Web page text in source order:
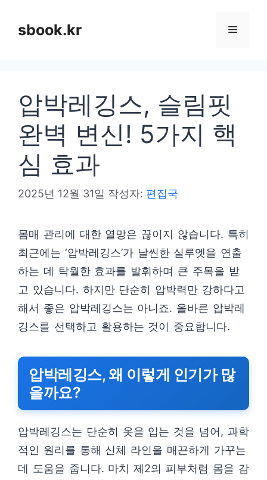
sbook.kr 메
압박레깅스, 슬림핏
완벽 변신! 5가지 핵
심 효과
2025년 12월 31일 작성자: 편집국
몸매 관리에 대한 열망은 끊이지 않습니다. 특히
최근에는 ‘압박레깅스’가 날씬한 실루엣을 연출
하는 데 탁월한 효과를 발휘하며 큰 주목을 받
고 있습니다. 하지만 단순히 압박력만 강하다고
해서 좋은 압박레깅스는 아니죠. 올바른 압박레
깅스를 선택하고 활용하는 것이 중요합니다.
압박레깅스, 왜 이렇게 인기가 많
을까요?
압박레깅스는 단순히 옷을 입는 것을 넘어, 과학
적인 원리를 통해 신체 라인을 매끈하게 가꾸는
데 도움을 줍니다. 마치 제2의 피부처럼 몸을 감